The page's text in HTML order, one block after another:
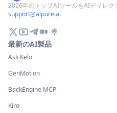
2026年のトップAIツールをAIディレク
support@aipure.ai
最新のAI製品
Ask Kelo
GenMotion
BackEngine MCP
Kiro